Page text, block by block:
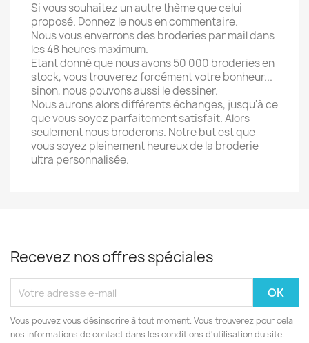
Si vous souhaitez un autre thème que celui
proposé. Donnez le nous en commentaire.
Nous vous enverrons des broderies par mail dans
les 48 heures maximum.
Etant donné que nous avons 50 000 broderies en
stock, vous trouverez forcément votre bonheur...
sinon, nous pouvons aussi le dessiner.
Nous aurons alors différents échanges, jusqu'à ce
que vous soyez parfaitement satisfait. Alors
seulement nous broderons. Notre but est que
vous soyez pleinement heureux de la broderie
ultra personnalisée.
Recevez nos offres spéciales
Vous pouvez vous désinscrire à tout moment. Vous trouverez pour cela
nos informations de contact dans les conditions d'utilisation du site.